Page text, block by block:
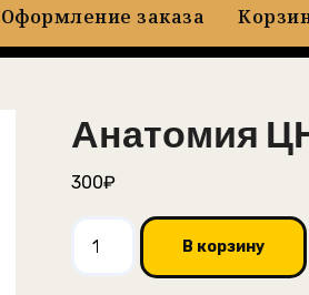
Оформление заказа
Анатомия
300₽
Количество
В корзину